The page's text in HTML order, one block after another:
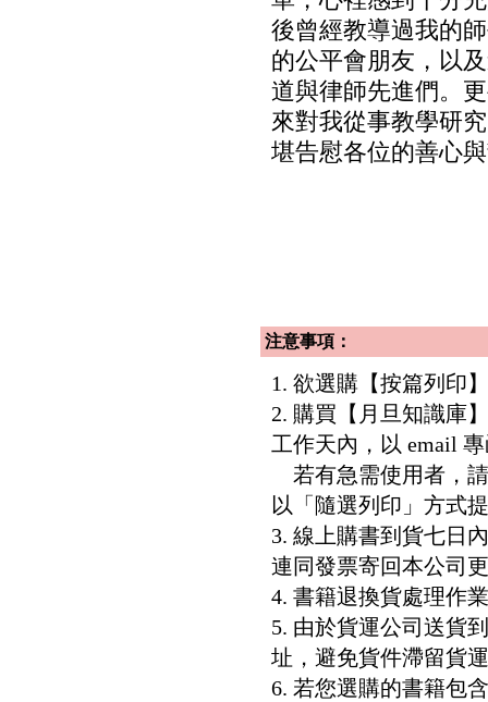
後曾經教導過我的
的公平會朋友，以
道與律師先進們。
來對我從事教學研
堪告慰各位的善心
注意事項：
1. 欲選購【按篇列印
2. 購買【月旦知識庫
工作天內，以 email
若有急需使用者，請
以「隨選列印」方式
3. 線上購書到貨七日
連同發票寄回本公司
4. 書籍退換貨處理作
5. 由於貨運公司送貨
址，避免貨件滯留貨
6. 若您選購的書籍包